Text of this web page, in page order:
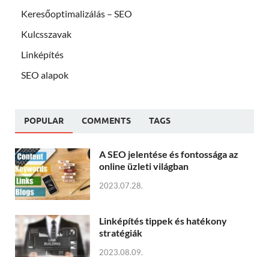
Keresőoptimalizálás – SEO
Kulcsszavak
Linképítés
SEO alapok
POPULAR COMMENTS TAGS
A SEO jelentése és fontossága az
online üzleti világban
2023.07.28.
Linképítés tippek és hatékony
stratégiák
2023.08.09.